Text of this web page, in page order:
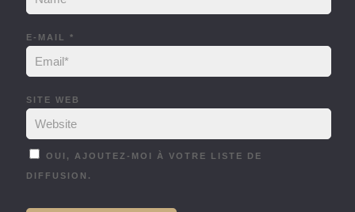
E-MAIL *
SITE WEB
OUI, AJOUTEZ-MOI À VOTRE LISTE DE
DIFFUSION.